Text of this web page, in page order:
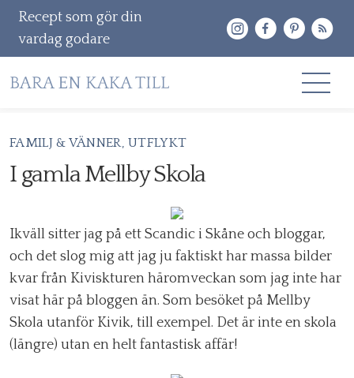
Recept som gör din
vardag godare
Gå
till
RECEPT
OM MIG
KONTAKT & PR
Sök
efter:
FAMILJ & VÄNNER UTFLYKT
I gamla Mellby Skola
Ikväll sitter jag på ett Scandic i Skåne och bloggar,
och det slog mig att jag ju faktiskt har massa bilder
kvar från Kiviskturen häromveckan som jag inte har
visat här på bloggen än. Som besöket på Mellby
Skola utanför Kivik, till exempel. Det är inte en skola
(längre) utan en helt fantastisk affär!